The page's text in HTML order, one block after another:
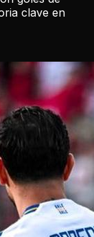
clave en